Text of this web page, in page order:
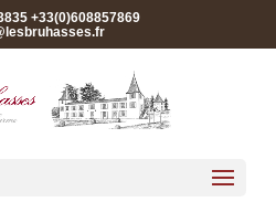
+33(0)608857869